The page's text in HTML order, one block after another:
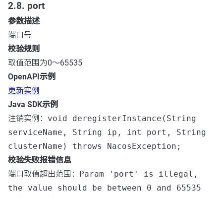
2.8. port
参数描述
端口号
校验规则
取值范围为0～65535
OpenAPI示例
更新实例
Java SDK示例
注销实例： void deregisterInstance(String
serviceName, String ip, int port, String
clusterName) throws NacosException;
校验失败报错信息
端口取值超出范围： Param 'port' is illegal,
the value should be between 0 and 65535